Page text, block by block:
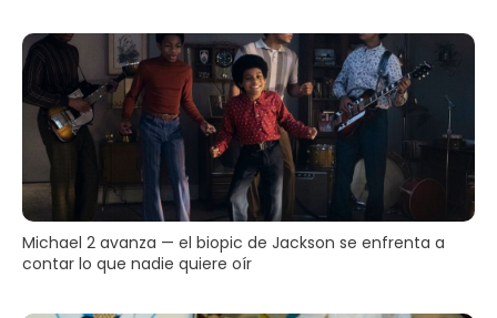
Michael 2 avanza — el biopic de Jackson se enfrenta a
contar lo que nadie quiere oír